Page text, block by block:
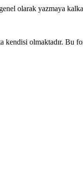
olarak yazmaya
kendisi olmaktadır. Bu